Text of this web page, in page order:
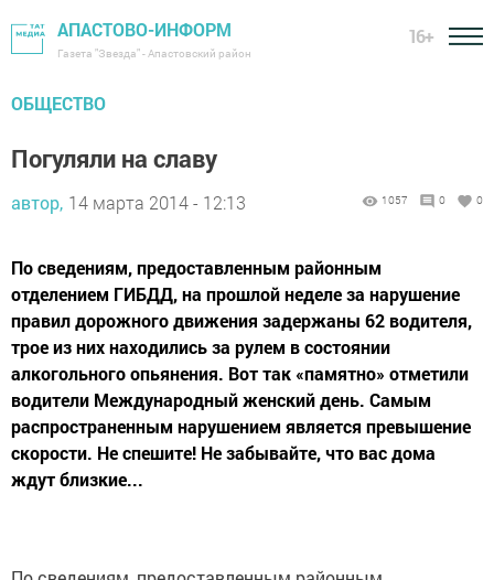
АПАСТОВО-ИНФОРМ
Газета "Звезда" - Апастовский район
16+
ОБЩЕСТВО
Погуляли на славу
автор, 14 марта 2014 - 12:13 1057 0 0
По сведениям, предоставленным районным
отделением ГИБДД, на прошлой неделе за нарушение
правил дорожного движения задержаны 62 водителя,
трое из них находились за рулем в состоянии
алкогольного опьянения. Вот так «памятно» отметили
водители Международный женский день. Самым
распространенным нарушением является превышение
скорости. Не спешите! Не забывайте, что вас дома
ждут близкие...